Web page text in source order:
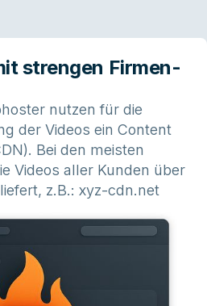
strengen Firmen-
nutzen für die
der Videos ein Content
Bei den meisten
Videos aller Kunden über
z.B.: xyz-cdn.net